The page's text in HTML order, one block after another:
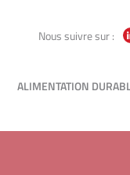
Nous suivre sur :
ALIMENTATION